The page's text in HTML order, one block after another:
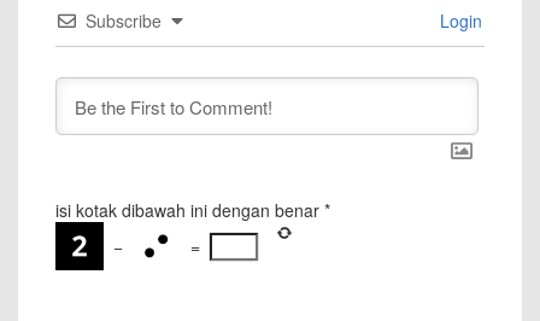
Subscribe Login
isi kotak dibawah ini dengan benar *
−
=